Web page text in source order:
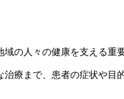
の人々の健康を支える
療まで、患者の症状や